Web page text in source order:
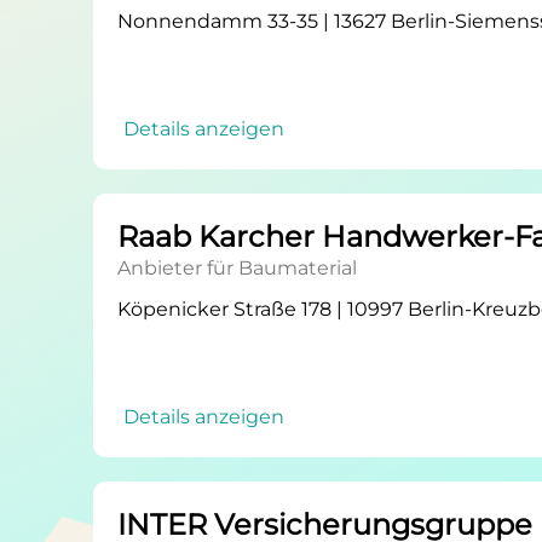
Nonnendamm 33-35 | 13627 Berlin-
Details anzeigen
Raab Karcher Handwerker-
Anbieter für Baumaterial
Köpenicker Straße 178 | 10997 Berlin-
Details anzeigen
INTER